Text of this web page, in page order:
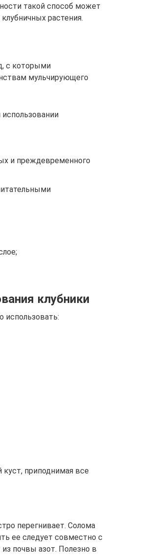
такой способ может
растения.
с которыми
мульчирующего
и преждевременного
клубники
использовать:
приподнимая все
перегнивает. Солома
ее следует совместно с
почвы азот. Полезно в